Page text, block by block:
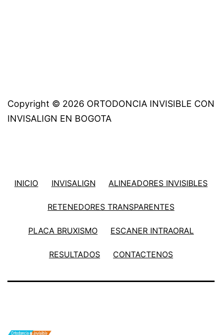
Copyright © 2026 ORTODONCIA INVISIBLE CON
INVISALIGN EN BOGOTA
INICIO INVISALIGN ALINEADORES INVISIBLES
RETENEDORES TRANSPARENTES
PLACA BRUXISMO ESCANER INTRAORAL
RESULTADOS CONTACTENOS